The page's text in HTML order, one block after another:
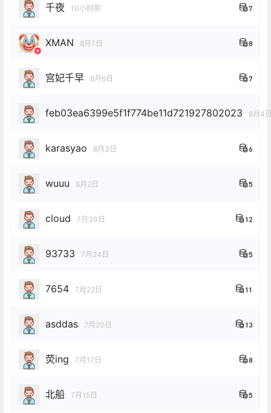
千夜 10小时前 7
XMAN 8月7日 8
宫妃千早 8月6日 7
feb03ea6399e5f1f774be11d721927802023 8月4
karasyao 8月3日 6
wuuu 8月2日 5
cloud 7月30日 12
93733 7月24日 5
7654 7月22日 11
asddas 7月20日 13
荧ing 7月17日 8
北船 7月15日 5